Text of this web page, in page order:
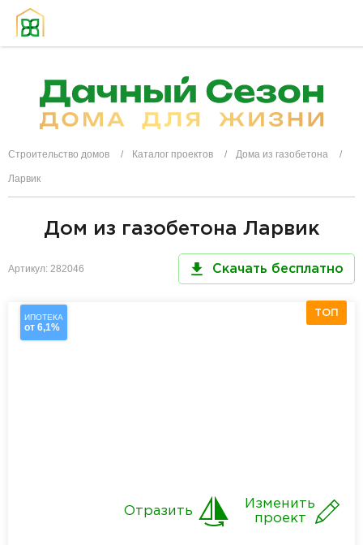
Строительство домов Каталог проектов Дома из газобетона
Ларвик
Дом из газобетона Ларвик
Артикул: 282046 Скачать бесплатно
ИПОТЕКА
от 6,1%
ТОП
Изменить
проект
Отразить